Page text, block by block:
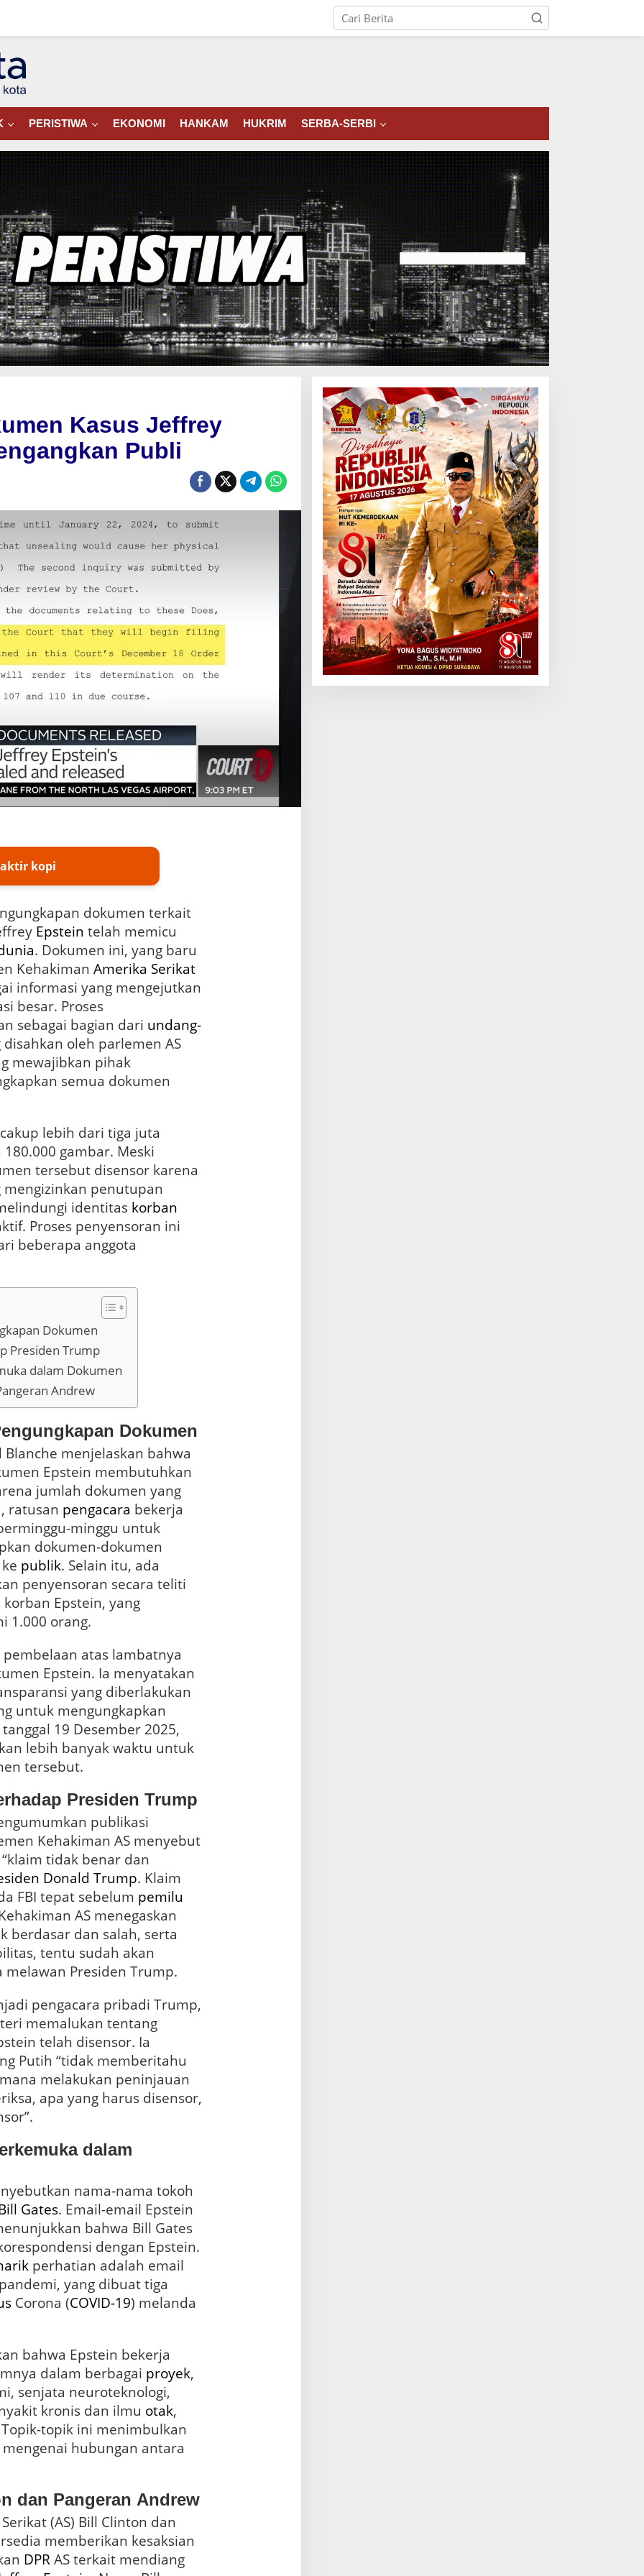
PERISTIWA EKONOMI HANKAM HUKRIM SERBA-SERBI
Kasus Jeffrey
Publi
kopi
Pengungkapan dokumen terkait
Epstein telah memicu
. Dokumen ini, yang baru
Kehakiman Amerika Serikat
informasi yang mengejutkan
besar. Proses
sebagai bagian dari undang-
disahkan oleh parlemen AS
mewajibkan pihak
semua dokumen
lebih dari tiga juta
180.000 gambar. Meski
tersebut disensor karena
mengizinkan penutupan
identitas korban
Proses penyensoran ini
beberapa anggota
Dokumen
Presiden Trump
dalam Dokumen
Andrew
Dokumen
Blanche menjelaskan bahwa
Epstein membutuhkan
jumlah dokumen yang
ratusan pengacara bekerja
minggu untuk
dokumen-dokumen
publik. Selain itu, ada
penyensoran secara teliti
Epstein, yang
1.000 orang.
atas lambatnya
Epstein. Ia menyatakan
yang diberlakukan
untuk mengungkapkan
19 Desember 2025,
lebih banyak waktu untuk
tersebut.
Presiden Trump
publikasi
Kehakiman AS menyebut
tidak benar dan
Donald Trump. Klaim
FBI tepat sebelum pemilu
AS menegaskan
berdasar dan salah, serta
tentu sudah akan
melawan Presiden Trump.
pengacara pribadi Trump,
memalukan tentang
telah disensor. Ia
Putih “tidak memberitahu
melakukan peninjauan
apa yang harus disensor,
dalam
nama-nama tokoh
Gates. Email-email Epstein
bahwa Bill Gates
dengan Epstein.
perhatian adalah email
pandemi, yang dibuat tiga
Corona (COVID-19) melanda
bahwa Epstein bekerja
dalam berbagai proyek,
kronis dan ilmu otak,
topik ini menimbulkan
hubungan antara
dan Pangeran Andrew
Serikat (AS) Bill Clinton dan
memberikan kesaksian
DPR
AS terkait mendiang